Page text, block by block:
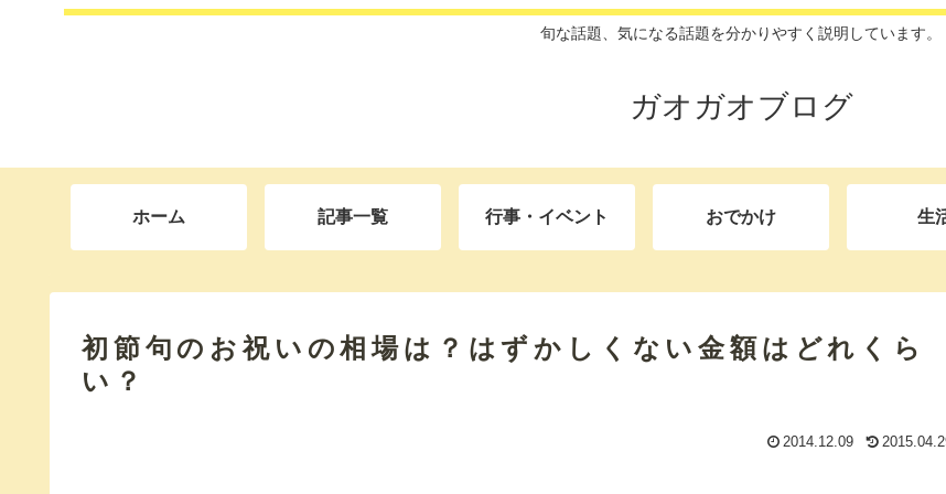
旬な話題、気になる話題を分かりやすく説明しています。
ガオガオブログ
ホーム 記事一覧 行事・イベント おでかけ 生
初節句のお祝いの相場は？はずかしくない金額はどれくら
い？
2014.12.09